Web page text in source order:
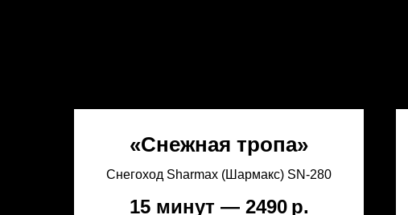
«Снежная тропа»
Снегоход Sharmax (Шармакс) SN‑280
15 минут — 2490 р.